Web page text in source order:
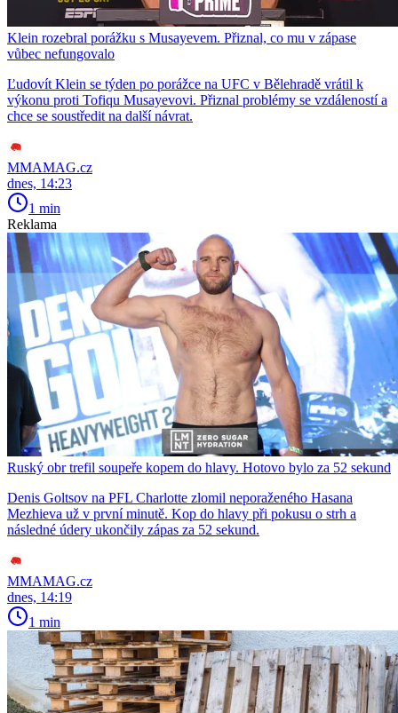
Klein rozebral porážku s Musayevem. Přiznal, co mu v zápase
vůbec nefungovalo
Ľudovít Klein se týden po porážce na UFC v Bělehradě vrátil k
výkonu proti Tofiqu Musayevovi. Přiznal problémy se vzdáleností a
chce se soustředit na další návrat.
MMAMAG.cz
dnes, 14:23
1 min
Reklama
Ruský obr trefil soupeře kopem do hlavy. Hotovo bylo za 52 sekund
Denis Goltsov na PFL Charlotte zlomil neporaženého Hasana
Mezhieva už v první minutě. Kop do hlavy při pokusu o strh a
následné údery ukončily zápas za 52 sekund.
MMAMAG.cz
dnes, 14:19
1 min